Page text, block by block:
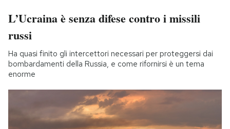
L’Ucraina è senza difese contro i missili
russi
Ha quasi finito gli intercettori necessari per proteggersi dai
bombardamenti della Russia, e come rifornirsi è un tema
enorme